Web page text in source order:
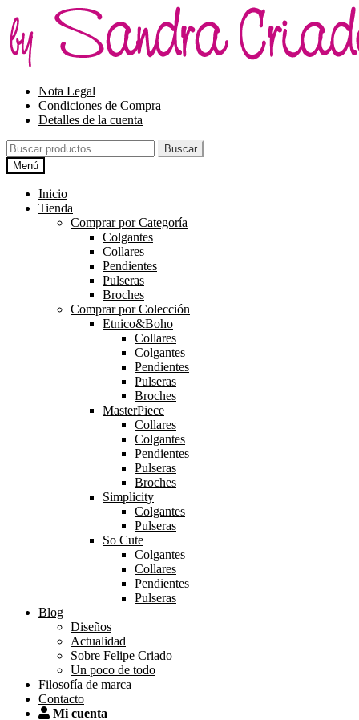
la
navegación
al
contenido
Nota Legal
Condiciones de Compra
Detalles de la cuenta
Buscar
por:
Buscar
Menú
Inicio
Tienda
Comprar por Categoría
Colgantes
Collares
Pendientes
Pulseras
Broches
Comprar por Colección
Etnico&Boho
Collares
Colgantes
Pendientes
Pulseras
Broches
MasterPiece
Collares
Colgantes
Pendientes
Pulseras
Broches
Simplicity
Colgantes
Pulseras
So Cute
Colgantes
Collares
Pendientes
Pulseras
Blog
Diseños
Actualidad
Sobre Felipe Criado
Un poco de todo
Filosofía de marca
Contacto
Mi cuenta